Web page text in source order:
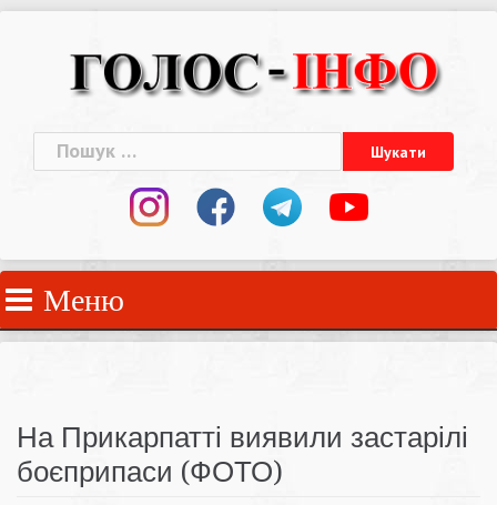
Пошук:
Меню
На Прикарпатті виявили застарілі
боєприпаси (ФОТО)